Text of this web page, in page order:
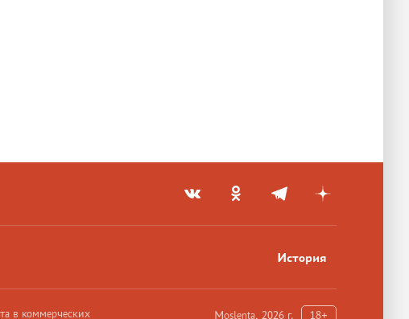
История
Moslenta, 2026 г. 18+
в коммерческих